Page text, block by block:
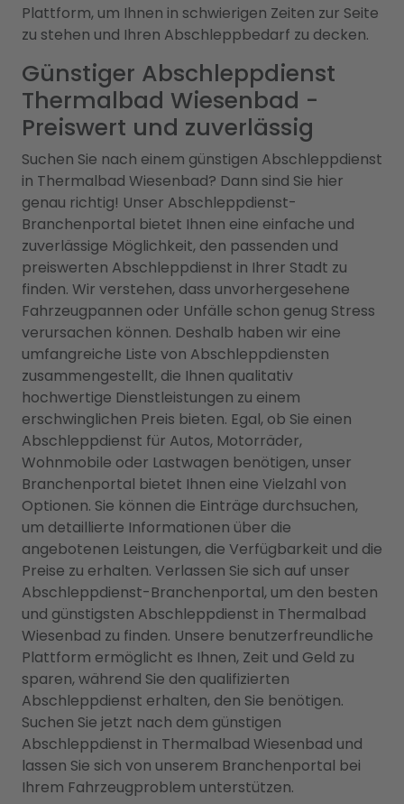
Plattform, um Ihnen in schwierigen Zeiten zur Seite
zu stehen und Ihren Abschleppbedarf zu decken.
Günstiger Abschleppdienst
Thermalbad Wiesenbad -
Preiswert und zuverlässig
Suchen Sie nach einem günstigen Abschleppdienst
in Thermalbad Wiesenbad? Dann sind Sie hier
genau richtig! Unser Abschleppdienst-
Branchenportal bietet Ihnen eine einfache und
zuverlässige Möglichkeit, den passenden und
preiswerten Abschleppdienst in Ihrer Stadt zu
finden. Wir verstehen, dass unvorhergesehene
Fahrzeugpannen oder Unfälle schon genug Stress
verursachen können. Deshalb haben wir eine
umfangreiche Liste von Abschleppdiensten
zusammengestellt, die Ihnen qualitativ
hochwertige Dienstleistungen zu einem
erschwinglichen Preis bieten. Egal, ob Sie einen
Abschleppdienst für Autos, Motorräder,
Wohnmobile oder Lastwagen benötigen, unser
Branchenportal bietet Ihnen eine Vielzahl von
Optionen. Sie können die Einträge durchsuchen,
um detaillierte Informationen über die
angebotenen Leistungen, die Verfügbarkeit und die
Preise zu erhalten. Verlassen Sie sich auf unser
Abschleppdienst-Branchenportal, um den besten
und günstigsten Abschleppdienst in Thermalbad
Wiesenbad zu finden. Unsere benutzerfreundliche
Plattform ermöglicht es Ihnen, Zeit und Geld zu
sparen, während Sie den qualifizierten
Abschleppdienst erhalten, den Sie benötigen.
Suchen Sie jetzt nach dem günstigen
Abschleppdienst in Thermalbad Wiesenbad und
lassen Sie sich von unserem Branchenportal bei
Ihrem Fahrzeugproblem unterstützen.